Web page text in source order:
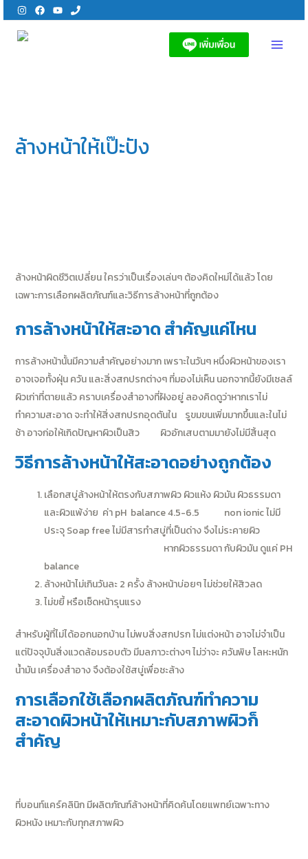
content
ล้างหน้าให้เป๊ะปัง
ล้างหน้าผิดชีวิตเปลี่ยน ใครว่าเป็นเรื่องเล่นๆ ต้องคิดใหม่ได้แล้ว โดย
เฉพาะการเลือกผลิตภัณฑ์และวิธีการล้างหน้าที่ถูกต้อง
การล้างหน้าให้สะอาด สำคัญแค่ไหน
การล้างหน้านั้นมีความสำคัญอย่างมาก เพราะในวันๆ หนึ่งผิวหน้าของเรา
อาจเจอทั้งฝุ่น ควัน และสิ่งสกปรกต่างๆ ที่มองไม่เห็น นอกจากนี้ยังมีเซลล์
ผิวเก่าที่ตายแล้ว คราบเครื่องสำอางที่ฝังอยู่ ลองคิดดูว่าหากเราไม่
ทำความสะอาด จะทำให้สิ่งสกปรกอุดตันใน รูขมขนเพิ่มมากขึ้นและในไม่
ช้า อาจก่อให้เกิดปัญหาผิวเป็นสิว ผิวอักเสบตามมายังไม่มีสิ้นสุด
วิธีการล้างหน้าให้สะอาดอย่างถูกต้อง
เลือกสบู่ล้างหน้าให้ตรงกับสภาพผิว ผิวแห้ง ผิวมัน ผิวธรรมดา
และผิวแพ้ง่าย ค่า pH balance 4.5-6.5 non ionic ไม่มี
ประจุ Soap free ไม่มีสารทำสบู่ที่เป็นด่าง จึงไม่ระคายผิว
หากผิวธรรมดา กับผิวมัน ดูแค่ PH
balance
ล้างหน้าไม่เกินวันละ 2 ครั้ง ล้างหน้าบ่อยๆ ไม่ช่วยให้สิวลด
ไม่ขยี้ หรือเช็ดหน้ารุนแรง
สำหรับผู้ที่ไม่ได้ออกนอกบ้าน ไม่พบสิ่งสกปรก ไม่แต่งหน้า อาจไม่จำเป็น
แต่ปัจจุบันสิ่งแวดล้อมรอบตัว มีมลภาวะต่างๆ ไม่ว่าจะ ควันพิษ โลหะหนัก
น้ำมัน เครื่องสำอาง จึงต้องใช้สบู่เพื่อชะล้าง
การเลือกใช้เลือกผลิตภัณฑ์ทำความ
สะอาดผิวหน้าให้เหมาะกับสภาพผิวก็
สำคัญ
ที่บอนท์แคร์คลินิก มีผลิตภัณฑ์ล้างหน้าที่คิดค้นโดยแพทย์เฉพาะทาง
ผิวหนัง เหมาะกับทุกสภาพผิว